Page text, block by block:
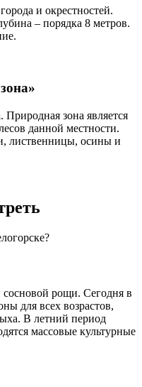
и окрестностей.
– порядка 8 метров.
зона является
данной местности.
лиственницы, осины и
рощи. Сегодня в
для всех возрастов,
В летний период
массовые культурные